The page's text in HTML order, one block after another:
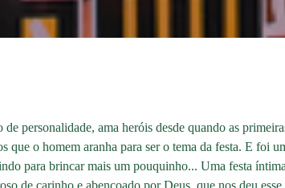
personalidade, ama heróis desde quando as
que o homem aranha para ser o tema da festa. E foi
para brincar mais um pouquinho... Uma festa
de carinho e abençoado por Deus, que nos deu